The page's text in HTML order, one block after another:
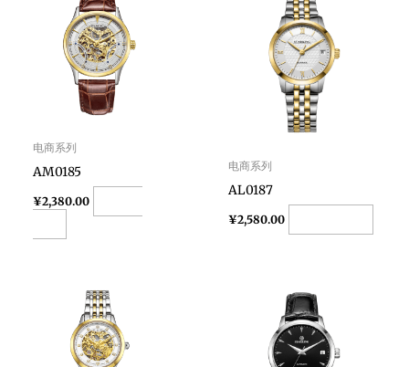
电商系列
AM0185
¥2,380.00
电商系列
AL0187
¥2,580.00